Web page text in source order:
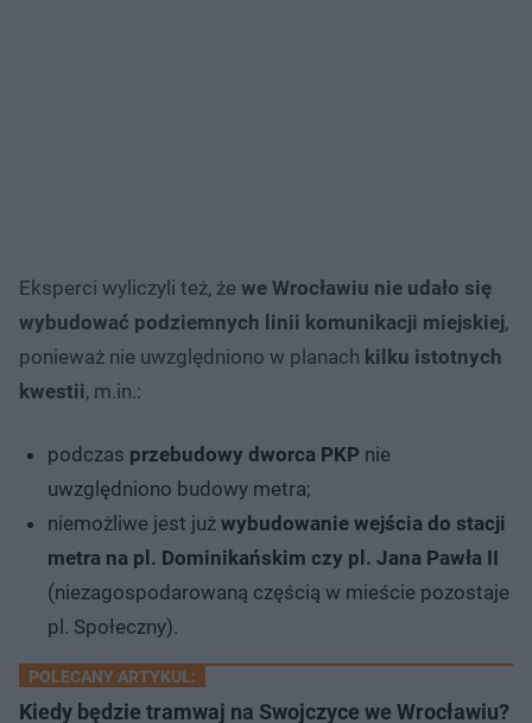
Eksperci wyliczyli też, że we Wrocławiu nie udało się
wybudować podziemnych linii komunikacji miejskiej,
ponieważ nie uwzględniono w planach kilku istotnych
kwestii, m.in.:
podczas przebudowy dworca PKP nie
uwzględniono budowy metra;
niemożliwe jest już wybudowanie wejścia do stacji
metra na pl. Dominikańskim czy pl. Jana Pawła II
(niezagospodarowaną częścią w mieście pozostaje
pl. Społeczny).
POLECANY ARTYKUŁ:
Kiedy będzie tramwaj na Swojczyce we Wrocławiu?